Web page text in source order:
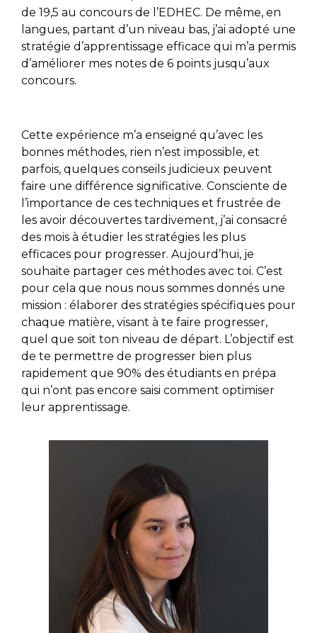
de 19,5 au concours de l’EDHEC. De même, en
langues, partant d’un niveau bas, j’ai adopté une
stratégie d’apprentissage efficace qui m’a permis
d’améliorer mes notes de 6 points jusqu’aux
concours.
Cette expérience m’a enseigné qu’avec les
bonnes méthodes, rien n’est impossible, et
parfois, quelques conseils judicieux peuvent
faire une différence significative. Consciente de
l’importance de ces techniques et frustrée de
les avoir découvertes tardivement, j’ai consacré
des mois à étudier les stratégies les plus
efficaces pour progresser. Aujourd’hui, je
souhaite partager ces méthodes avec toi. C’est
pour cela que nous nous sommes donnés une
mission : élaborer des stratégies spécifiques pour
chaque matière, visant à te faire progresser,
quel que soit ton niveau de départ. L’objectif est
de te permettre de progresser bien plus
rapidement que 90% des étudiants en prépa
qui n’ont pas encore saisi comment optimiser
leur apprentissage.